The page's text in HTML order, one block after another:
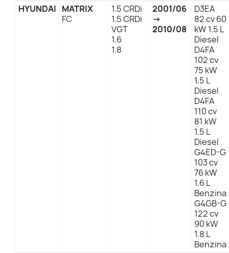
HYUNDAI MATRIX
FC
1.5 CRDi
1.5 CRDi
VGT
1.6
1.8
2001/06
→
2010/08
D3EA
82 cv 60
kW 1.5 L
Diesel
D4FA
102 cv
75 kW
1.5 L
Diesel
D4FA
110 cv
81 kW
1.5 L
Diesel
G4ED-G
103 cv
76 kW
1.6 L
Benzina
G4GB-G
122 cv
90 kW
1.8 L
Benzina